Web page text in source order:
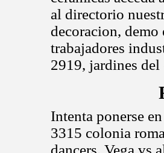
al directorio
decoracion, demo
trabajadores
2919, jardines del
Intenta ponerse
3315 colonia
dancers. Vega vs